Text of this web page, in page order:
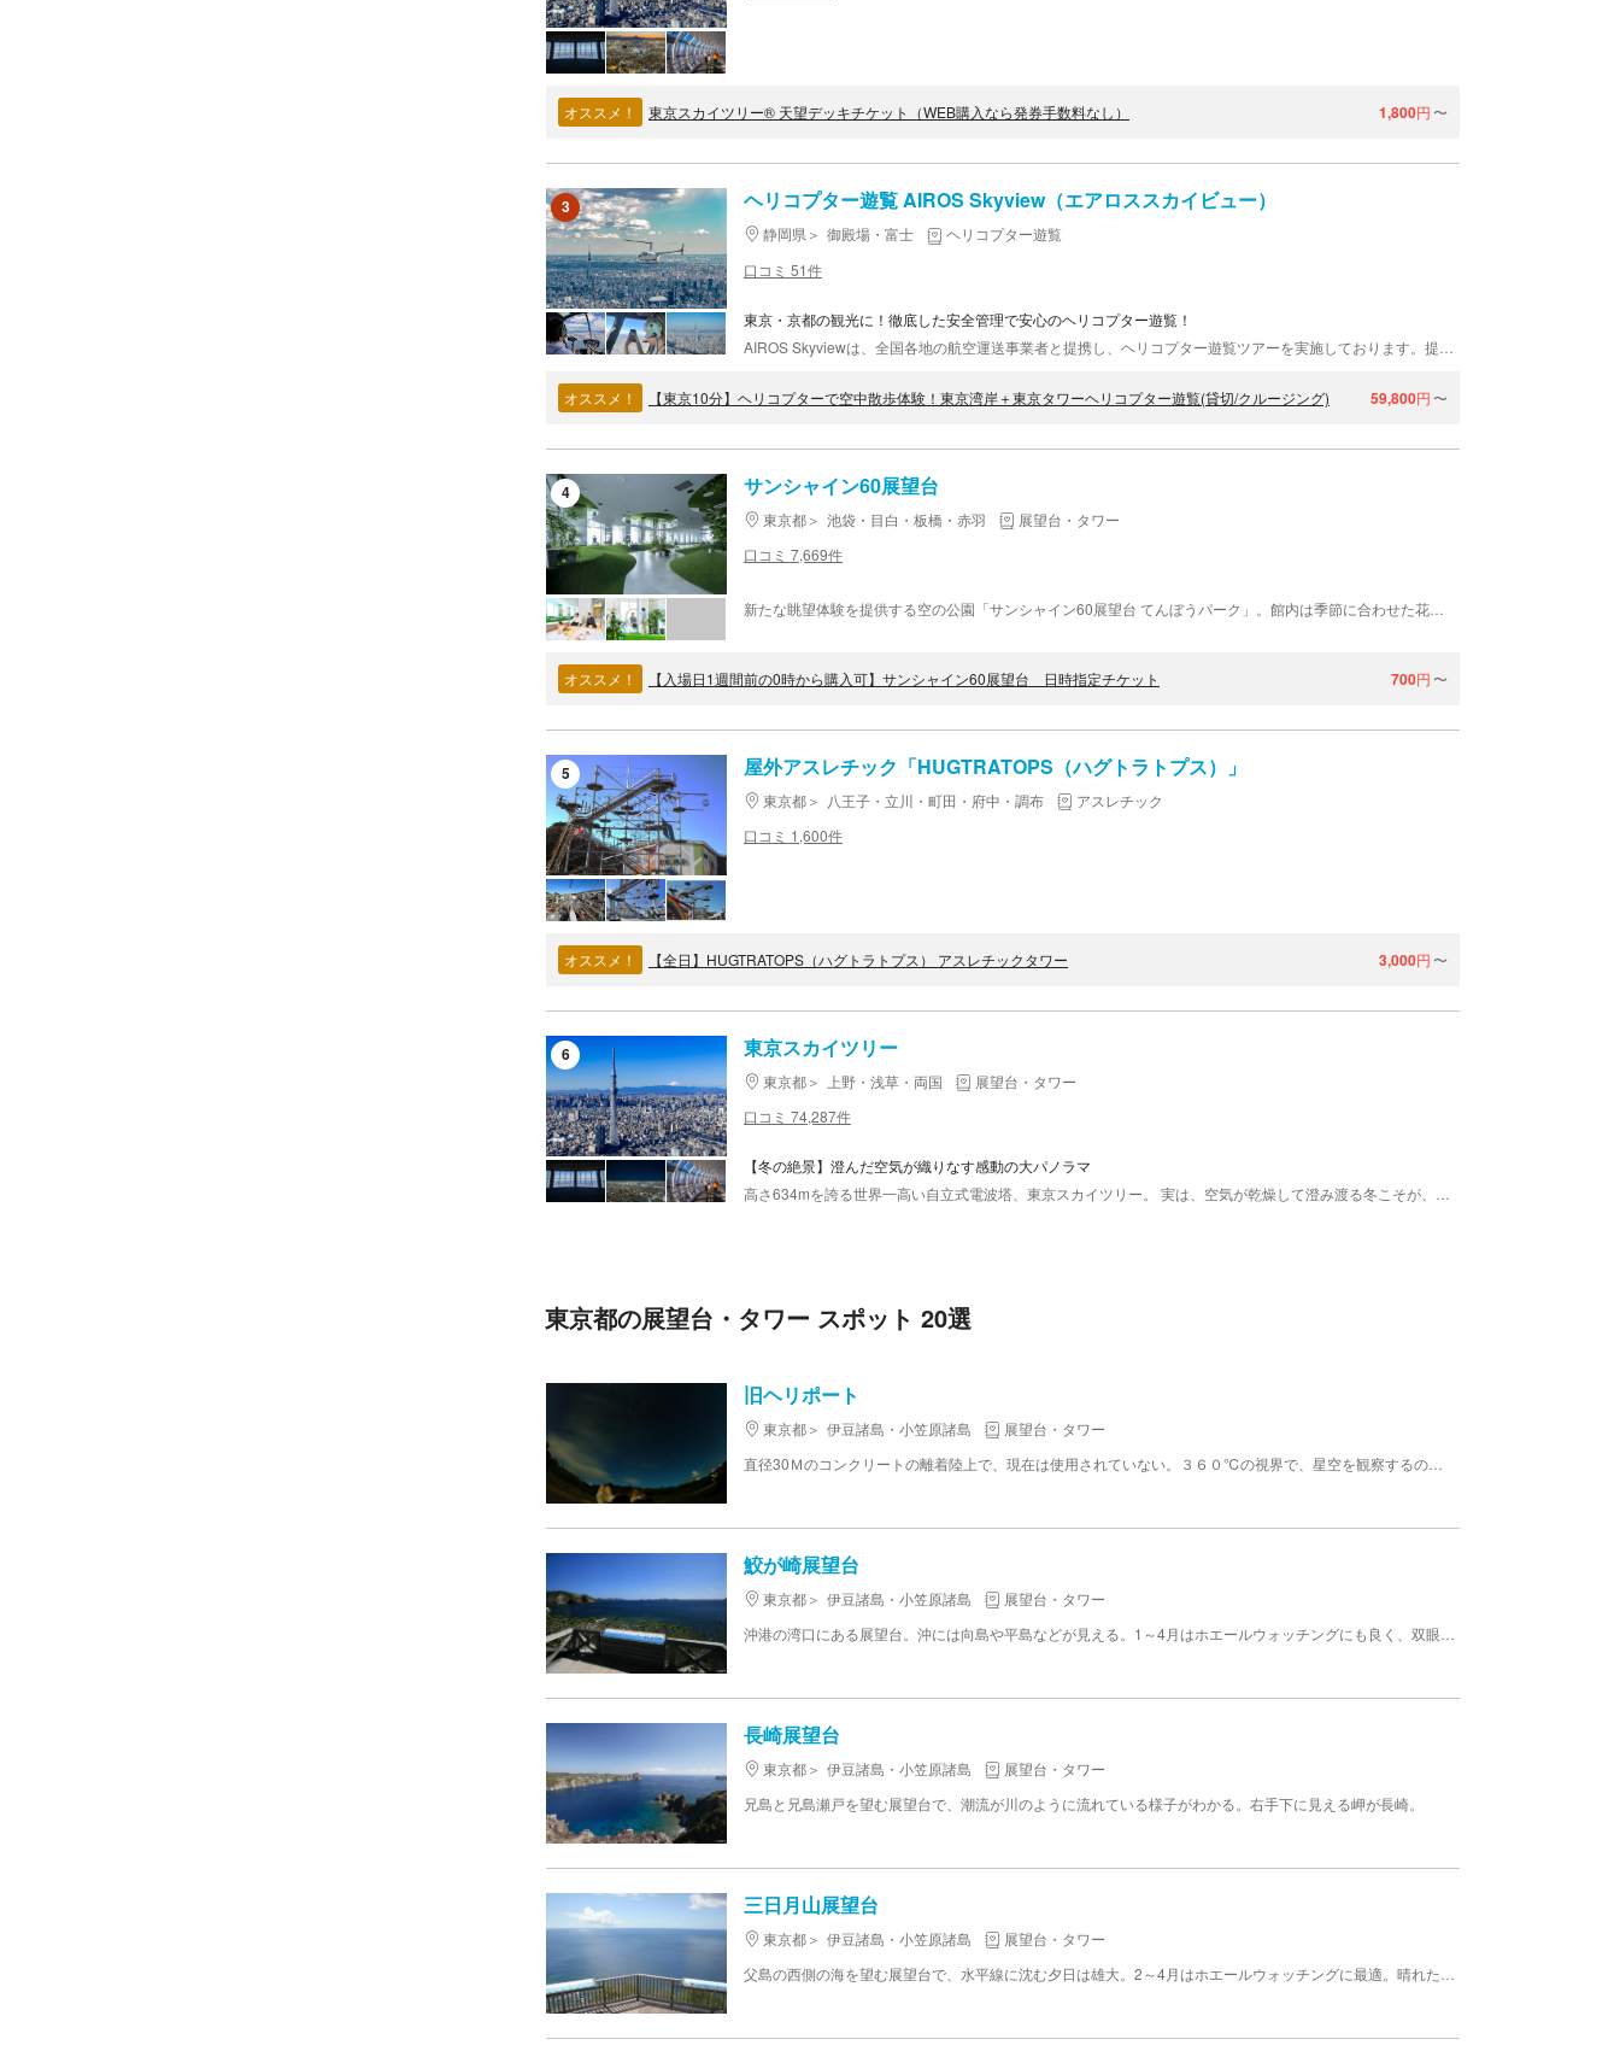
オススメ！ 東京スカイツリー® 天望デッキチケット（WEB購入なら発券手数料なし） 1,800円 〜
3 ヘリコプター遊覧 AIROS Skyview（エアロススカイビュー）
静岡県 御殿場・富士
ヘリコプター遊覧
口コミ 51件
東京・京都の観光に！徹底した安全管理で安心のヘリコプター遊覧！
オススメ！ 【東京10分】ヘリコプターで空中散歩体験！東京湾岸＋東京タワーヘリコプター遊覧(貸切/クルージング) 59,800円 〜
4 サンシャイン60展望台
東京都 池袋・目白・板橋・赤羽
展望台・タワー
口コミ 7,669件
オススメ！ 【入場日1週間前の0時から購入可】サンシャイン60展望台 日時指定チケット 700円 〜
5 屋外アスレチック「HUGTRATOPS（ハグトラトプス）」
東京都 八王子・立川・町田・府中・調布
アスレチック
口コミ 1,600件
オススメ！ 【全日】HUGTRATOPS（ハグトラトプス） アスレチックタワー 3,000円 〜
6 東京スカイツリー
東京都 上野・浅草・両国
展望台・タワー
口コミ 74,287件
【冬の絶景】澄んだ空気が織りなす感動の大パノラマ
東京都の展望台・タワー スポット 20選
旧ヘリポート
東京都 伊豆諸島・小笠原諸島
展望台・タワー
直径30Ｍのコンクリートの離着陸上で、現在は使用されていない。３６０℃の視界で、星空を観察するのに最適。
鮫が崎展望台
東京都 伊豆諸島・小笠原諸島
展望台・タワー
沖港の湾口にある展望台。沖には向島や平島などが見える。1～4月はホエールウォッチングにも良く、双眼鏡を持って出掛けよう。ははじま丸はすぐ目の前を通る。
長崎展望台
東京都 伊豆諸島・小笠原諸島
展望台・タワー
兄島と兄島瀬戸を望む展望台で、潮流が川のように流れている様子がわかる。右手下に見える岬が長崎。
三日月山展望台
東京都 伊豆諸島・小笠原諸島
展望台・タワー
父島の西側の海を望む展望台で、水平線に沈む夕日は雄大。2～4月はホエールウォッチングに最適。晴れた日は母島や聟島列島も見える。 夜は満天の星空を観察できる。